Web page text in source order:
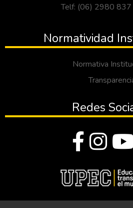
Telf: (06) 2980
Normatividad
Normativa
Redes